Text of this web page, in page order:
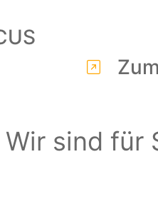
sind für